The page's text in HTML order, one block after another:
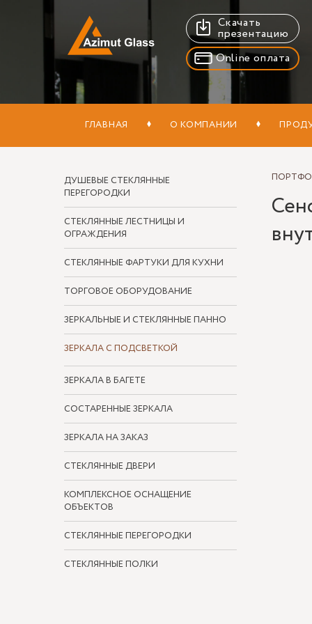
Скачать
презентацию
Online оплата
ГЛАВНАЯ О КОМПАНИИ
ДУШЕВЫЕ СТЕКЛЯННЫЕ
ПЕРЕГОРОДКИ
СТЕКЛЯННЫЕ ЛЕСТНИЦЫ И
ОГРАЖДЕНИЯ
СТЕКЛЯННЫЕ ФАРТУКИ ДЛЯ КУХНИ
ТОРГОВОЕ ОБОРУДОВАНИЕ
ЗЕРКАЛЬНЫЕ И СТЕКЛЯННЫЕ ПАННО
ЗЕРКАЛА С ПОДСВЕТКОЙ
ЗЕРКАЛА В БАГЕТЕ
СОСТАРЕННЫЕ ЗЕРКАЛА
ЗЕРКАЛА НА ЗАКАЗ
СТЕКЛЯННЫЕ ДВЕРИ
КОМПЛЕКСНОЕ ОСНАЩЕНИЕ
ОБЪЕКТОВ
СТЕКЛЯННЫЕ ПЕРЕГОРОДКИ
СТЕКЛЯННЫЕ ПОЛКИ